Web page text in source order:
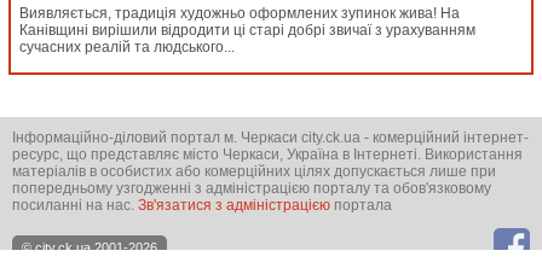
Виявляється, традиція художньо оформлених зупинок жива! На
Канівщині вирішили відродити ці старі добрі звичаї з урахуванням
сучасних реалій та людського...
Інформаційно-діловий портал м. Черкаси city.ck.ua - комерційний інтернет-
ресурс, що представляє місто Черкаси, Україна в Інтернеті. Використання
матеріалів в особистих або комерційних цілях допускається лише при
попередньому узгодженні з адміністрацією порталу та обов'язковому
посиланні на нас. Зв'язатися з адміністрацією портала
© city.ck.ua 2001-2026